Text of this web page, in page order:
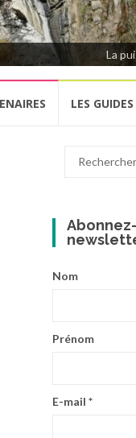
La
LES GUIDES
Nom
Prénom
E-mail *